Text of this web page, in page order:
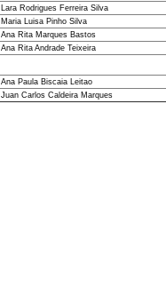
Lara Rodrigues Ferreira Silva
Maria Luisa Pinho Silva
Ana Rita Marques Bastos
Ana Rita Andrade Teixeira
Ana Paula Biscaia Leitao
Juan Carlos Caldeira Marques